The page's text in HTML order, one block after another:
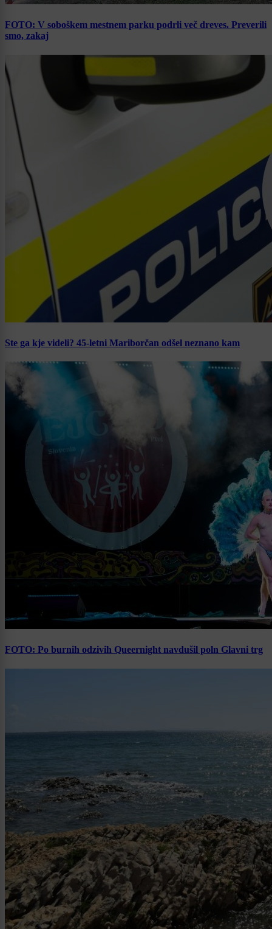
FOTO: V soboškem mestnem parku podrli več dreves. Preverili
smo, zakaj
Ste ga kje videli? 45-letni Mariborčan odšel neznano kam
FOTO: Po burnih odzivih Queernight navdušil poln Glavni trg